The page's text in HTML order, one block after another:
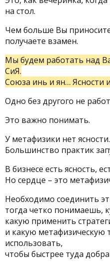
на стол.
Чем больше Вы
получаете взамен.
Мы будем работать над
СиЯ.
Союза инь и ян… Ясности
Одно без другого не
Это важно понимать.
У метафизики нет
Большинство практик
В бизнесе есть ясность,
Но сердце – это
Необходимо соединить
тогда четко понимаешь,
какую применить
и какую метафизическую
использовать,
чтобы быстрее туда